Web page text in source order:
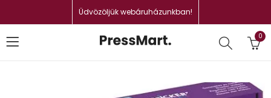
Üdvözöljük webáruházunkban!
0